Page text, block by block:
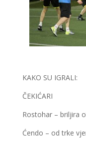
KAKO SU IGRALI:
ČEKIĆARI
Rostohar – briljira
Ćendo – od trke